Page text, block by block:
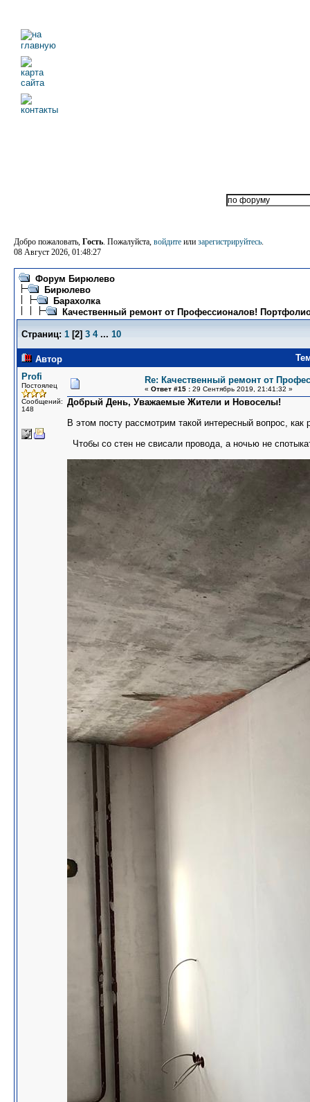
Добро пожаловать, Гость. Пожалуйста, войдите или зарегистрируйтесь.
08 Август 2026, 01:48:27
Форум Бирюлево
Бирюлево
Барахолка
Качественный ремонт от Профессионалов!
Страниц: 1 [2] 3 4 ... 10
Автор
Profi
Постоялец
Сообщений:
148
Re: Качественный ремонт от
« Ответ #15 : 29 Сентябрь 2019, 21:41:32 »
Добрый День, Уважаемые Жители и Новоселы!
В этом посту рассмотрим такой интересный вопрос, как
Чтобы со стен не свисали провода, а ночью не